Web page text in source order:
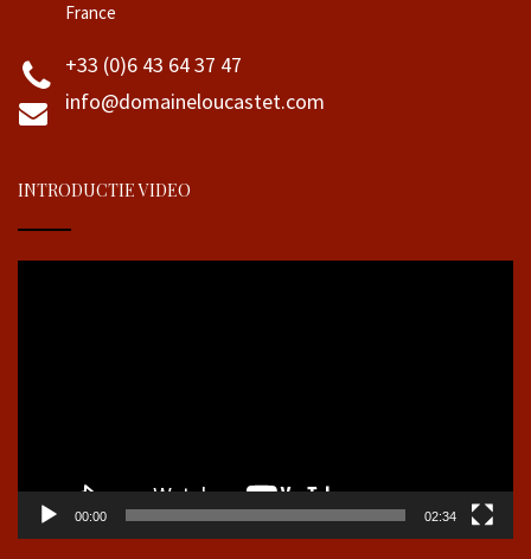
France
+33 (0)6 43 64 37 47
info@domaineloucastet.com
INTRODUCTIE VIDEO
00:00 02:34